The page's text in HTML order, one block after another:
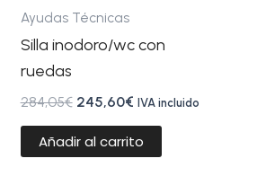
Ayudas Técnicas
Silla inodoro/wc con
ruedas
284,05€ 245,60€ IVA incluido
Añadir al carrito